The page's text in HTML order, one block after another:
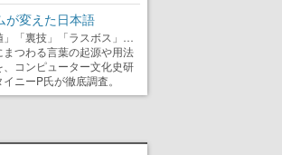
が変えた日本語
」「裏技」「ラスボス」…
まつわる言葉の起源や用法
、コンピューター文化史研
ニーP氏が徹底調査。